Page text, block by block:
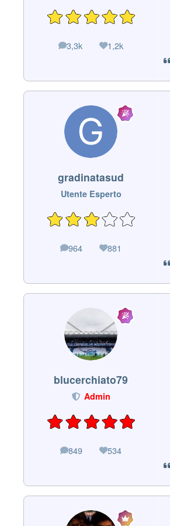
3,3k
messaggi1,2k
Reputazione
gradinatasud
Utente Esperto
964
messaggi881
Reputazione
blucerchiato79
Admin
849
messaggi534
Reputazione